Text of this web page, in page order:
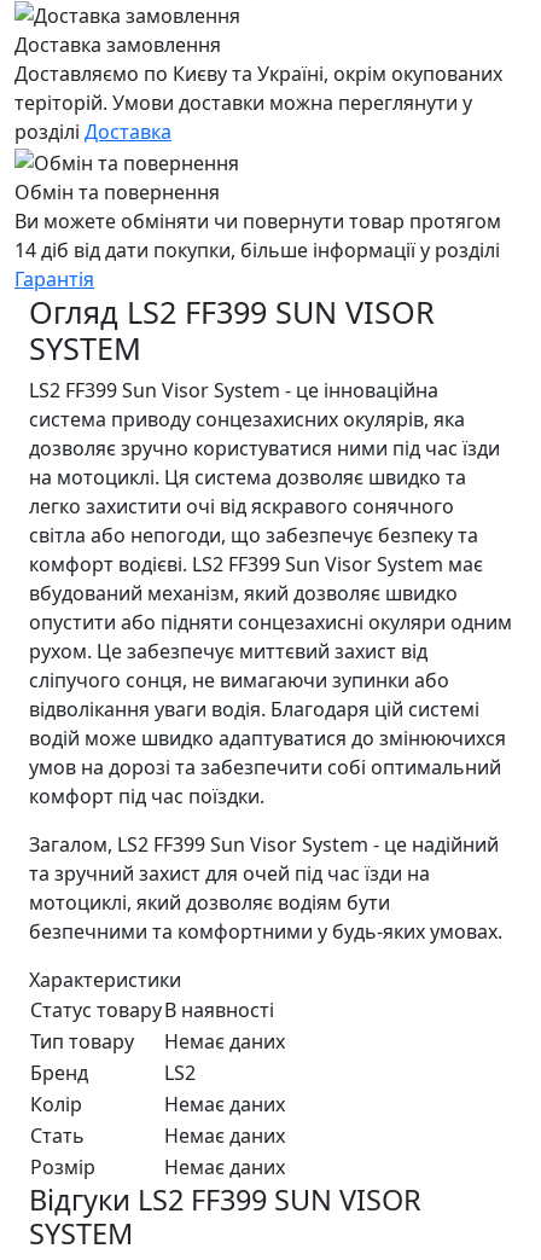
Доставка замовлення
Доставляємо по Києву та Україні, окрім окупованих
теріторій. Умови доставки можна переглянути у
розділі Доставка
Обмін та повернення
Ви можете обміняти чи повернути товар протягом
14 діб від дати покупки, більше інформації у розділі
Гарантія
Огляд LS2 FF399 SUN VISOR
SYSTEM
LS2 FF399 Sun Visor System - це інноваційна
система приводу сонцезахисних окулярів, яка
дозволяє зручно користуватися ними під час їзди
на мотоциклі. Ця система дозволяє швидко та
легко захистити очі від яскравого сонячного
світла або непогоди, що забезпечує безпеку та
комфорт водієві. LS2 FF399 Sun Visor System має
вбудований механізм, який дозволяє швидко
опустити або підняти сонцезахисні окуляри одним
рухом. Це забезпечує миттєвий захист від
сліпучого сонця, не вимагаючи зупинки або
відволікання уваги водія. Благодаря цій системі
водій може швидко адаптуватися до змінюючихся
умов на дорозі та забезпечити собі оптимальний
комфорт під час поїздки.
Загалом, LS2 FF399 Sun Visor System - це надійний
та зручний захист для очей під час їзди на
мотоциклі, який дозволяє водіям бути
безпечними та комфортними у будь-яких умовах.
Характеристики
Статус товаруВ наявності
Тип товару
Немає даних
Бренд
LS2
Колір
Немає даних
Стать
Немає даних
Розмір
Немає даних
Відгуки LS2 FF399 SUN VISOR
SYSTEM